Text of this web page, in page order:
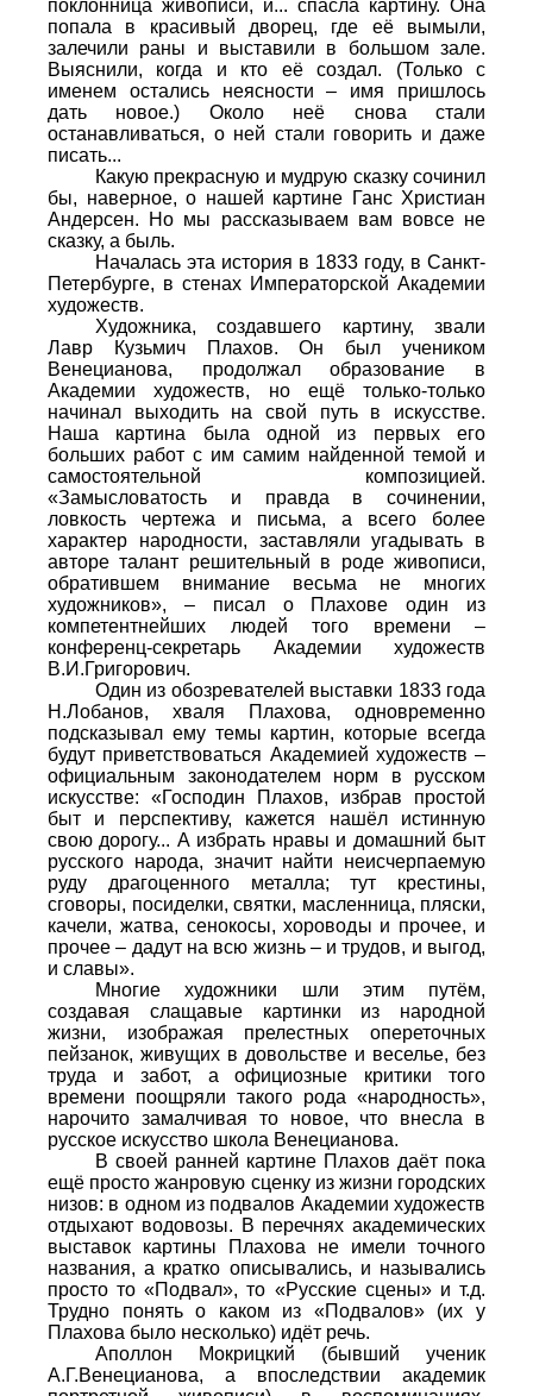
поклонница живописи, и... спасла картину. Она
попала в красивый дворец, где её вымыли,
залечили раны и выставили в большом зале.
Выяснили, когда и кто её создал. (Только с
именем остались неясности – имя пришлось
дать новое.) Около неё снова стали
останавливаться, о ней стали говорить и даже
писать...
Какую прекрасную и мудрую сказку сочинил
бы, наверное, о нашей картине Ганс Христиан
Андерсен. Но мы рассказываем вам вовсе не
сказку, а быль.
Началась эта история в 1833 году, в Санкт-
Петербурге, в стенах Императорской Академии
художеств.
Художника, создавшего картину, звали
Лавр Кузьмич Плахов. Он был учеником
Венецианова, продолжал образование в
Академии художеств, но ещё только-только
начинал выходить на свой путь в искусстве.
Наша картина была одной из первых его
больших работ с им самим найденной темой и
самостоятельной композицией.
«Замысловатость и правда в сочинении,
ловкость чертежа и письма, а всего более
характер народности, заставляли угадывать в
авторе талант решительный в роде живописи,
обратившем внимание весьма не многих
художников», – писал о Плахове один из
компетентнейших людей того времени –
конференц-секретарь Академии художеств
В.И.Григорович.
Один из обозревателей выставки 1833 года
Н.Лобанов, хваля Плахова, одновременно
подсказывал ему темы картин, которые всегда
будут приветствоваться Академией художеств –
официальным законодателем норм в русском
искусстве: «Господин Плахов, избрав простой
быт и перспективу, кажется нашёл истинную
свою дорогу... А избрать нравы и домашний быт
русского народа, значит найти неисчерпаемую
руду драгоценного металла; тут крестины,
сговоры, посиделки, святки, масленница, пляски,
качели, жатва, сенокосы, хороводы и прочее, и
прочее – дадут на всю жизнь – и трудов, и выгод,
и славы».
Многие художники шли этим путём,
создавая слащавые картинки из народной
жизни, изображая прелестных опереточных
пейзанок, живущих в довольстве и веселье, без
труда и забот, а официозные критики того
времени поощряли такого рода «народность»,
нарочито замалчивая то новое, что внесла в
русское искусство школа Венецианова.
В своей ранней картине Плахов даёт пока
ещё просто жанровую сценку из жизни городских
низов: в одном из подвалов Академии художеств
отдыхают водовозы. В перечнях академических
выставок картины Плахова не имели точного
названия, а кратко описывались, и назывались
просто то «Подвал», то «Русские сцены» и т.д.
Трудно понять о каком из «Подвалов» (их у
Плахова было несколько) идёт речь.
Аполлон Мокрицкий (бывший ученик
А.Г.Венецианова, а впоследствии академик